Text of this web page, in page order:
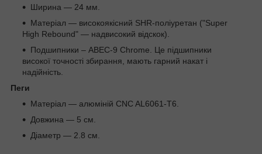
Ширина — 24 мм.
Матеріал — високоякісний SHR-поліуретан ("Super
High Rebound" — надвисокий відскок).
Подшипники – ABEC-9 Chrome. Це підшипники
високої точності збирання, мають гарний накат і
надійність.
Пеги
Матеріал — алюміній CNC AL6061-T6.
Довжина — 5 см.
Діаметр — 2.8 см.